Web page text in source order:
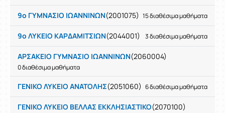
9ο ΓΥΜΝΑΣΙΟ ΙΩΑΝΝΙΝΩΝ(2001075) 15 διαθέσιμα μαθήματα
9ο ΛΥΚΕΙΟ ΚΑΡΔΑΜΙΤΣΙΩΝ(2044001) 3 διαθέσιμα μαθήματα
ΑΡΣΑΚΕΙΟ ΓΥΜΝΑΣΙΟ ΙΩΑΝΝΙΝΩΝ(2060004)
0 διαθέσιμα μαθήματα
ΓΕΝΙΚΟ ΛΥΚΕΙΟ ΑΝΑΤΟΛΗΣ(2051060) 6 διαθέσιμα μαθήματα
ΓΕΝΙΚΟ ΛΥΚΕΙΟ ΒΕΛΛΑΣ ΕΚΚΛΗΣΙΑΣΤΙΚΟ(2070100)